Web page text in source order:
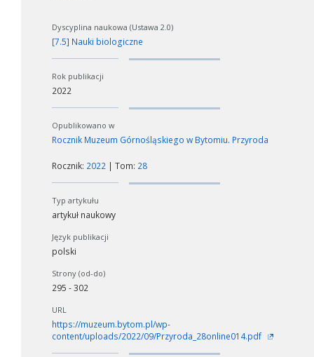
Dyscyplina naukowa (Ustawa 2.0)
[7.5] Nauki biologiczne
Rok publikacji
2022
Opublikowano w
Rocznik Muzeum Górnośląskiego w Bytomiu. Przyroda
Rocznik: 2022 | Tom: 28
Typ artykułu
artykuł naukowy
Język publikacji
polski
Strony (od-do)
295 - 302
URL
https://muzeum.bytom.pl/wp-
content/uploads/2022/09/Przyroda_28online014.pdf